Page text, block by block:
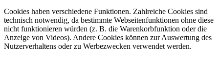
Cookies haben verschiedene Funktionen. Zahlreiche Cookies sind
technisch notwendig, da bestimmte Webseitenfunktionen ohne diese
nicht funktionieren würden (z. B. die Warenkorbfunktion oder die
Anzeige von Videos). Andere Cookies können zur Auswertung des
Nutzerverhaltens oder zu Werbezwecken verwendet werden.